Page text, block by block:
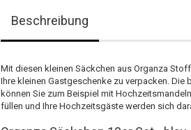
Beschreibung
Mit diesen kleinen Säckchen aus Organza
Ihre kleinen Gastgeschenke zu verpacken. Die
können Sie zum Beispiel mit
füllen und Ihre Hochzeitsgäste werden sich